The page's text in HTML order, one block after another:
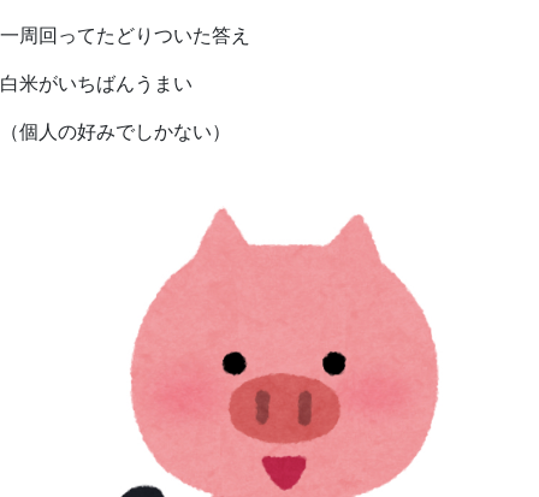
一周回ってたどりついた答え
白米がいちばんうまい
（個人の好みでしかない）